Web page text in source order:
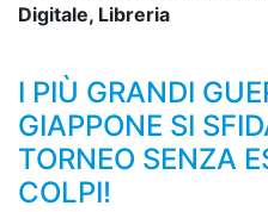
Digitale, Libreria
I PIÙ GRANDI
GIAPPONE SI
TORNEO SENZA
COLPI!